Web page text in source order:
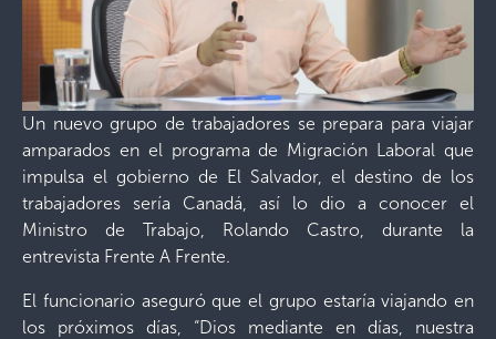
Un nuevo grupo de trabajadores se prepara para viajar
amparados en el programa de Migración Laboral que
impulsa el gobierno de El Salvador, el destino de los
trabajadores sería Canadá, así lo dio a conocer el
Ministro de Trabajo, Rolando Castro, durante la
entrevista Frente A Frente.
El funcionario aseguró que el grupo estaría viajando en
los próximos días, “Dios mediante en días, nuestra